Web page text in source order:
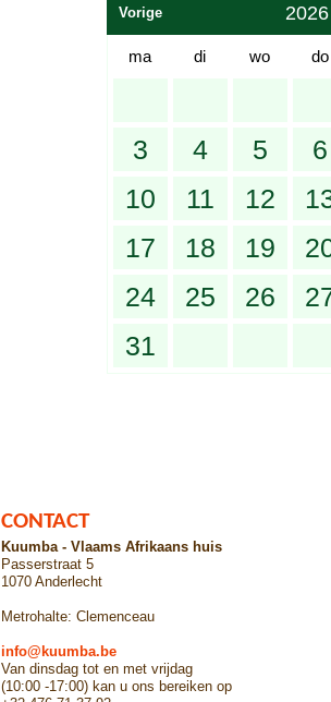
Vorige
ma di wo do
3 4 5
6
10
11 12
17
18 19
24
25 26
31
CONTACT
Kuumba - Vlaams Afrikaans huis
Passerstraat 5
1070 Anderlecht
Metrohalte: Clemenceau
info@kuumba.be
Van dinsdag tot en met vrijdag
(10:00 -17:00) kan u ons bereiken op